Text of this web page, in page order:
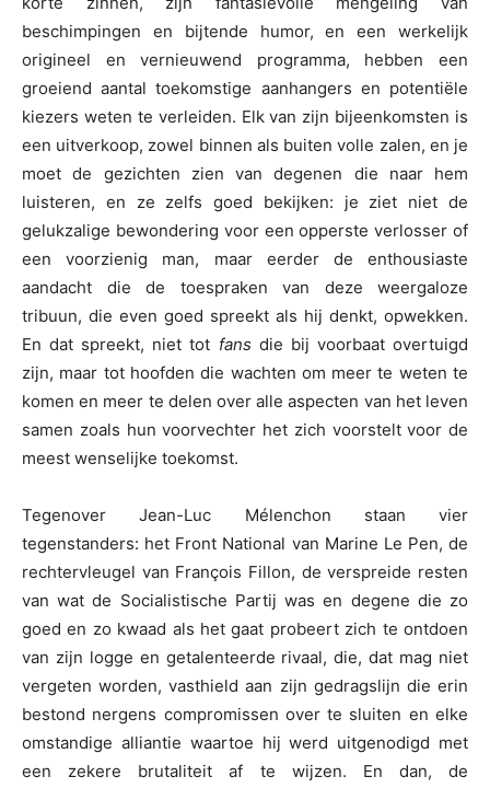
beschimpingen en bijtende humor, en een werkelijk
origineel en vernieuwend programma, hebben een
groeiend aantal toekomstige aanhangers en potentiële
kiezers weten te verleiden. Elk van zijn bijeenkomsten is
een uitverkoop, zowel binnen als buiten volle zalen, en je
moet de gezichten zien van degenen die naar hem
luisteren, en ze zelfs goed bekijken: je ziet niet de
gelukzalige bewondering voor een opperste verlosser of
een voorzienig man, maar eerder de enthousiaste
aandacht die de toespraken van deze weergaloze
tribuun, die even goed spreekt als hij denkt, opwekken.
En dat spreekt, niet tot fans die bij voorbaat overtuigd
zijn, maar tot hoofden die wachten om meer te weten te
komen en meer te delen over alle aspecten van het leven
samen zoals hun voorvechter het zich voorstelt voor de
meest wenselijke toekomst.
Tegenover Jean-Luc Mélenchon staan vier
tegenstanders: het Front National van Marine Le Pen, de
rechtervleugel van François Fillon, de verspreide resten
van wat de Socialistische Partij was en degene die zo
goed en zo kwaad als het gaat probeert zich te ontdoen
van zijn logge en getalenteerde rivaal, die, dat mag niet
vergeten worden, vasthield aan zijn gedragslijn die erin
bestond nergens compromissen over te sluiten en elke
omstandige alliantie waartoe hij werd uitgenodigd met
een zekere brutaliteit af te wijzen. En dan, de